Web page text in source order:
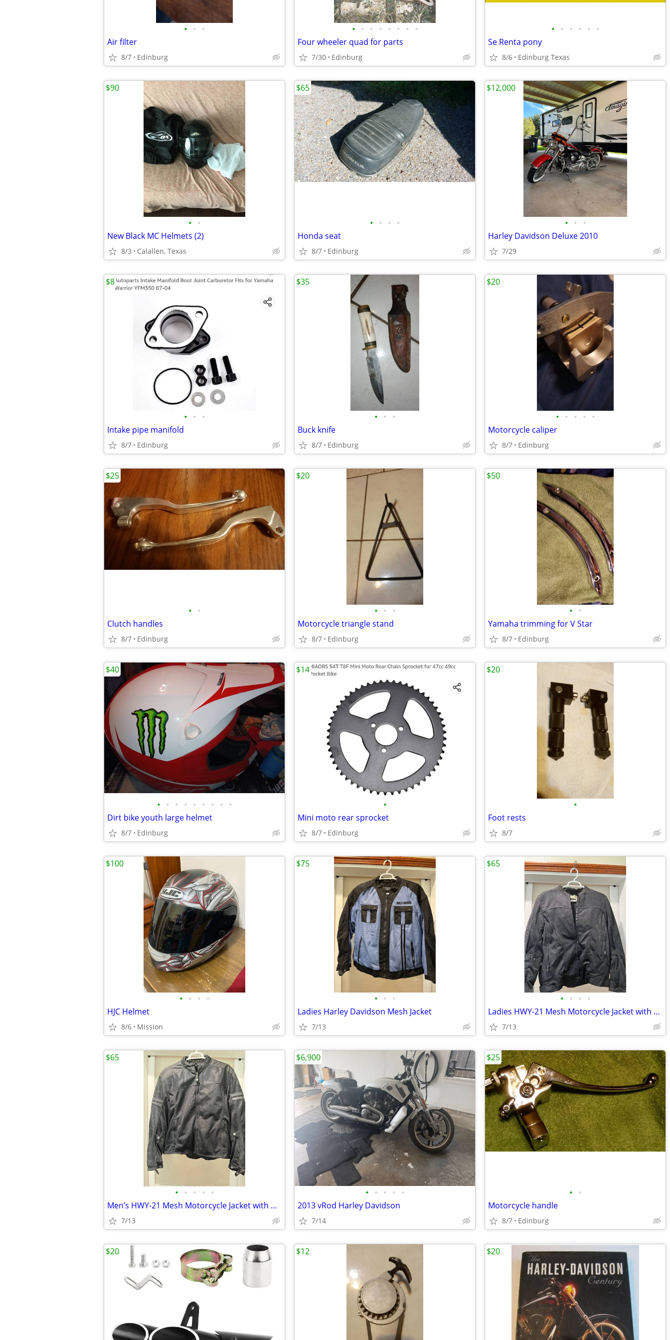
• • •
Air filter
8/7 Edinburg
• • • • • • • •
Four wheeler quad for parts
7/30 Edinburg
• • • • • •
Se Renta pony
8/6 Edinburg Texas
• •
New Black MC Helmets (2)
8/3 Calallen, Texas
$90
• • • •
Honda seat
8/7 Edinburg
$65
• • •
Harley Davidson Deluxe 2010
7/29
$12,000
• • •
Intake pipe manifold
8/7 Edinburg
$8
• • •
Buck knife
8/7 Edinburg
$35
• • • • •
Motorcycle caliper
8/7 Edinburg
$20
• •
Clutch handles
8/7 Edinburg
$25
• • •
Motorcycle triangle stand
8/7 Edinburg
$20
• •
Yamaha trimming for V Star
8/7 Edinburg
$50
• • • • • • • • •
Dirt bike youth large helmet
8/7 Edinburg
$40
•
Mini moto rear sprocket
8/7 Edinburg
$14
•
Foot rests
8/7
$20
• • • •
HJC Helmet
8/6 Mission
$100
• • •
Ladies Harley Davidson Mesh Jacket
7/13
$75
• • • •
Ladies HWY-21 Mesh Motorcycle Jacket with Body Armor
7/13
$65
• • • • •
Men’s HWY-21 Mesh Motorcycle Jacket with Body Armor
7/13
$65
• • • • •
2013 vRod Harley Davidson
7/14
$6,900
• •
Motorcycle handle
8/7 Edinburg
$25
$20 $12 $20